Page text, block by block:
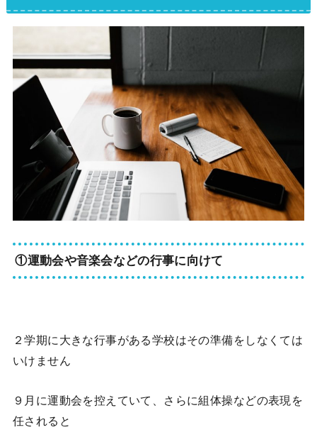
①運動会や音楽会などの行事に向けて
２学期に大きな行事がある学校はその準備をしなくては
いけません
９月に運動会を控えていて、さらに組体操などの表現を
任されると